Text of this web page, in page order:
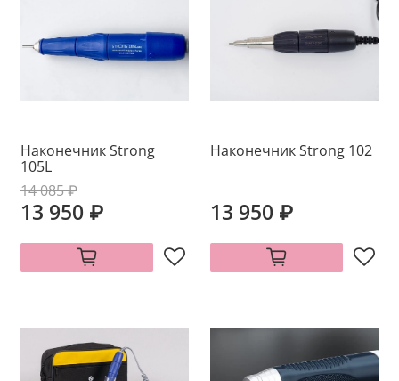
Наконечник Strong
105L
14 085 ₽
13 950 ₽
Наконечник Strong 102
13 950 ₽